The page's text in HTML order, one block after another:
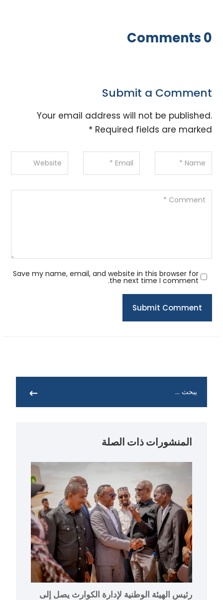
0 Comments
Submit a Comment
Your email address will not be published.
Required fields are marked
*
Save my name, email, and website in this browser for
the next time I comment.
Submit Comment
المنشورات ذات الصلة
رئيس الهيئة الوطنية لإدارة الكوارث يصل إلى